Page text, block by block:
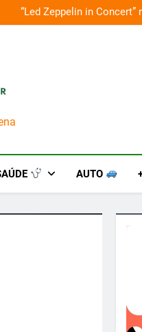
“Led Zeppelin in
AUTO